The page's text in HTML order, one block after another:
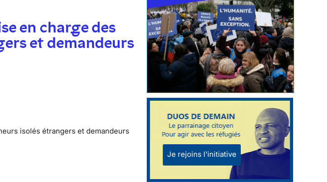
en charge des
et demandeurs
isolés étrangers et demandeurs
Je rejoins l'initiative